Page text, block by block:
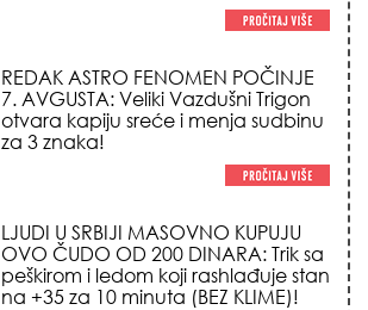
REDAK ASTRO FENOMEN POČINJE
7. AVGUSTA: Veliki Vazdušni Trigon
otvara kapiju sreće i menja sudbinu
za 3 znaka!
LJUDI U SRBIJI MASOVNO KUPUJU
OVO ČUDO OD 200 DINARA: Trik sa
peškirom i ledom koji rashlađuje stan
na +35 za 10 minuta (BEZ KLIME)!